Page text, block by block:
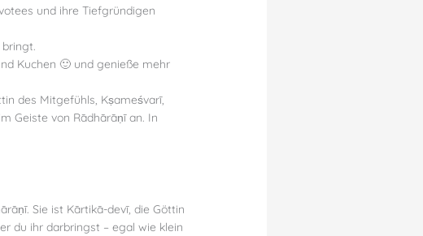
und ihre Tiefgründigen
Kuchen 🙂 und genieße mehr
des Mitgefühls, Kṣameśvarī,
Geiste von Rādhārāṇī an. In
Sie ist Kārtikā-devī, die Göttin
du ihr darbringst – egal wie klein